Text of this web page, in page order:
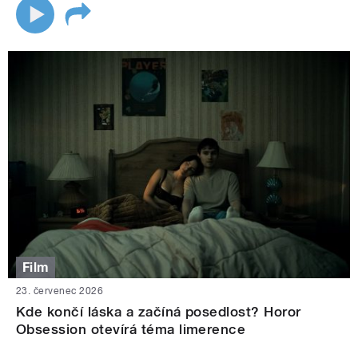
Film
23. červenec 2026
Kde končí láska a začíná posedlost? Horor
Obsession otevírá téma limerence